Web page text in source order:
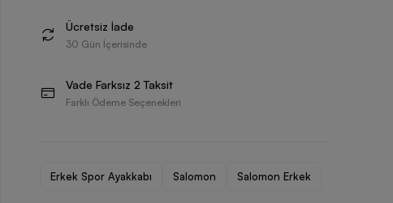
Ücretsiz İade
30 Gün İçerisinde
Vade Farksız 2 Taksit
Farklı Ödeme Seçenekleri
Erkek Spor Ayakkabı Salomon Salomon Erkek